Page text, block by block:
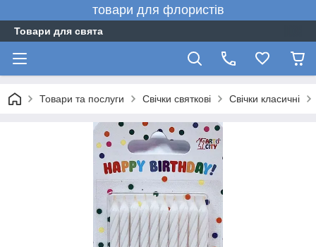
товари для флористів
Товари для свята
Товари та послуги Свічки святкові Свічки класичні